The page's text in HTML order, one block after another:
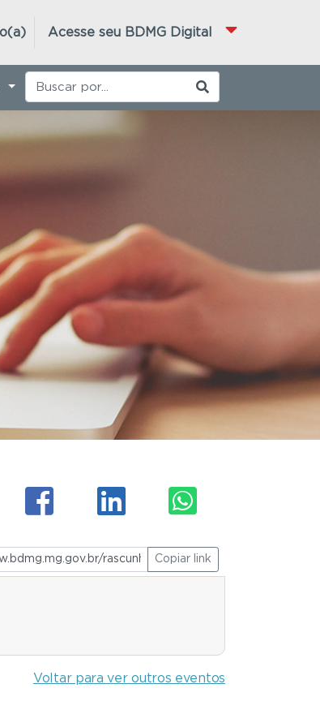
Acesse seu BDMG Digital
Copiar link
Voltar para ver outros eventos